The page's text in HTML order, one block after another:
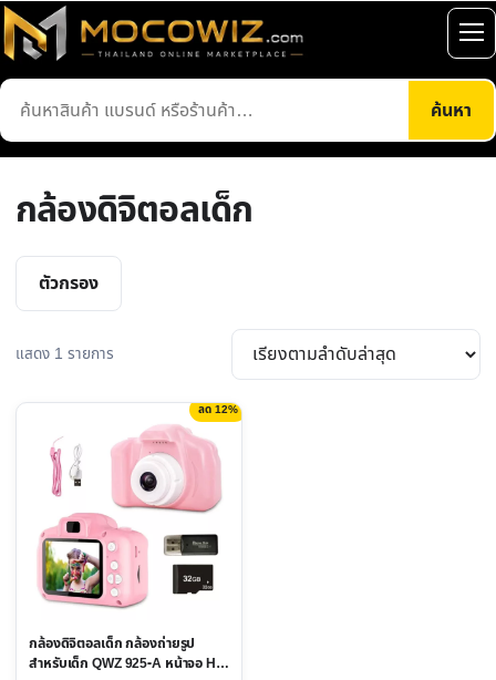
ข้าม
ไป
เนื้อหา
ค้นหา
สินค้า
ค้นหา
เปิ
เม
กล้องดิจิตอลเด็ก
ตัวกรอง
แสดง 1 รายการ
ลด 12%
กล้องดิจิตอลเด็ก กล้องถ่ายรูป
สำหรับเด็ก QWZ 925-A หน้าจอ HD
product
multiple
variants.
The
options
be